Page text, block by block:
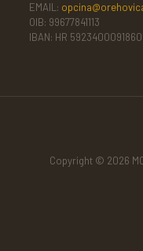
EMAIL:
OIB: 99677841113
IBAN: HR
Copyright © 2026